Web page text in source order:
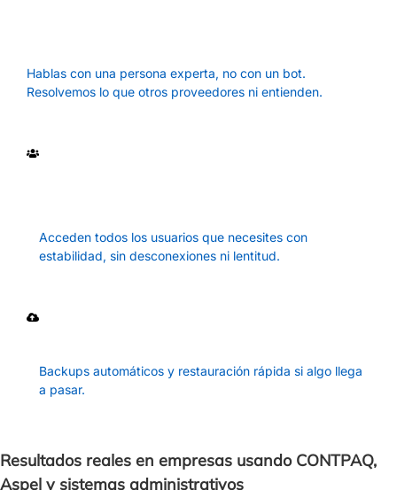
Hablas con una persona experta, no con un bot.
Resolvemos lo que otros proveedores ni entienden.
Acceden todos los usuarios que necesites con
estabilidad, sin desconexiones ni lentitud.
Backups automáticos y restauración rápida si algo llega
a pasar.
Resultados reales en empresas usando CONTPAQ,
Aspel y sistemas administrativos